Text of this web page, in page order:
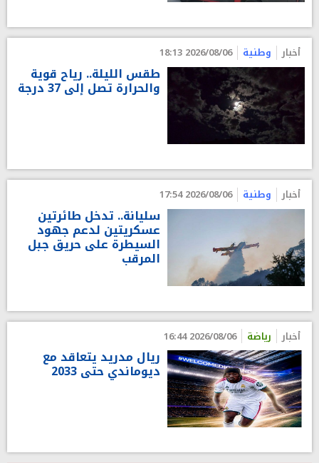
أخبار وطنية 2026/08/06 18:13
طقس الليلة.. رياح قوية
والحرارة تصل إلى 37 درجة
أخبار وطنية 2026/08/06 17:54
سليانة.. تدخل طائرتين
عسكريتين لدعم جهود
السيطرة على حريق جبل
المرقب
أخبار رياضة 2026/08/06 16:44
ريال مدريد يتعاقد مع
ديوماندي حتى 2033